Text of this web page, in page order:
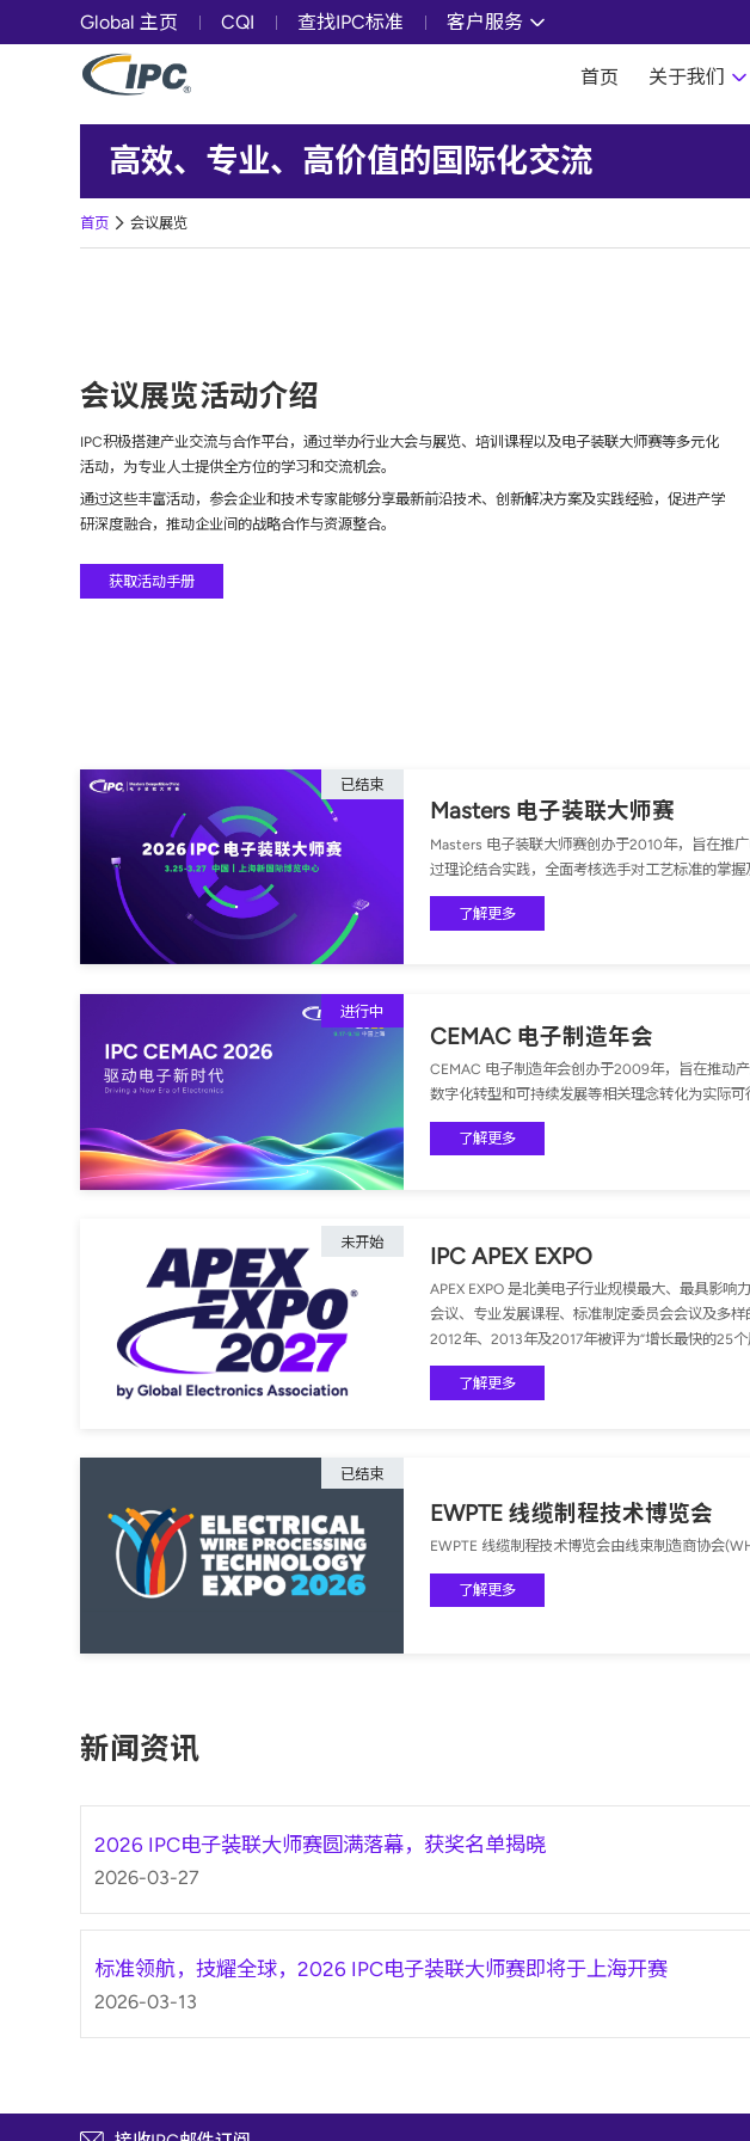
Global 主页 CQI 查找IPC标准 客户服务
首页 关于我们
高效、专业、高价值的国际化交流
首页 会议展览
会议展览活动介绍
IPC积极搭建产业交流与合作平台，通过举办行业大会与展览、培训课程以及电子装联大师赛等多元化
活动，为专业人士提供全方位的学习和交流机会。
通过这些丰富活动，参会企业和技术专家能够分享最新前沿技术、创新解决方案及实践经验，促进产学
研深度融合，推动企业间的战略合作与资源整合。
获取活动手册
已结束
Masters 电子装联大师赛
Masters 电子装联大师赛创办于2010年，旨在推
过理论结合实践，全面考核选手对工艺标准的掌
了解更多
进行中
CEMAC 电子制造年会
CEMAC 电子制造年会创办于2009年，旨在推动
数字化转型和可持续发展等相关理念转化为实际
了解更多
未开始
IPC APEX EXPO
APEX EXPO 是北美电子行业规模最大、最具影
会议、专业发展课程、标准制定委员会会议及多
2012年、2013年及2017年被评为“增长最快的25个
了解更多
已结束
EWPTE 线缆制程技术博览会
EWPTE 线缆制程技术博览会由线束制造商协会
了解更多
新闻资讯
2026 IPC电子装联大师赛圆满落幕，获奖名单揭晓
2026-03-27
标准领航，技耀全球，2026 IPC电子装联大师赛即将于上海开赛
2026-03-13